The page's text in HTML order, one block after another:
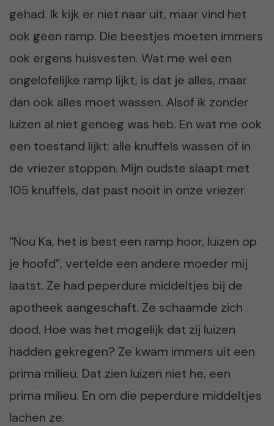
gehad. Ik kijk er niet naar uit, maar vind het
ook geen ramp. Die beestjes moeten immers
ook ergens huisvesten. Wat me wel een
ongelofelijke ramp lijkt, is dat je alles, maar
dan ook alles moet wassen. Alsof ik zonder
luizen al niet genoeg was heb. En wat me ook
een toestand lijkt: alle knuffels wassen of in
de vriezer stoppen. Mijn oudste slaapt met
105 knuffels, dat past nooit in onze vriezer.
“Nou Ka, het is best een ramp hoor, luizen op
je hoofd”, vertelde een andere moeder mij
laatst. Ze had peperdure middeltjes bij de
apotheek aangeschaft. Ze schaamde zich
dood. Hoe was het mogelijk dat zij luizen
hadden gekregen? Ze kwam immers uit een
prima milieu. Dat zien luizen niet he, een
prima milieu. En om die peperdure middeltjes
lachen ze.